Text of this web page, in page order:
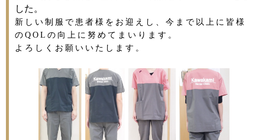
した。
新しい制服で患者様をお迎えし、今まで以上に皆様
のQOLの向上に努めてまいります。
よろしくお願いいたします。